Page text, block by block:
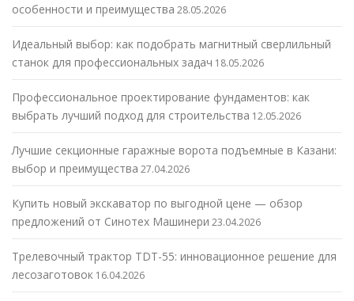
особенности и преимущества 28.05.2026
Идеальный выбор: как подобрать магнитный сверлильный
станок для профессиональных задач 18.05.2026
Профессиональное проектирование фундаментов: как
выбрать лучший подход для строительства 12.05.2026
Лучшие секционные гаражные ворота подъемные в Казани:
выбор и преимущества 27.04.2026
Купить новый экскаватор по выгодной цене — обзор
предложений от Синотех Машинери 23.04.2026
Трелевочный трактор TDT-55: инновационное решение для
лесозаготовок 16.04.2026